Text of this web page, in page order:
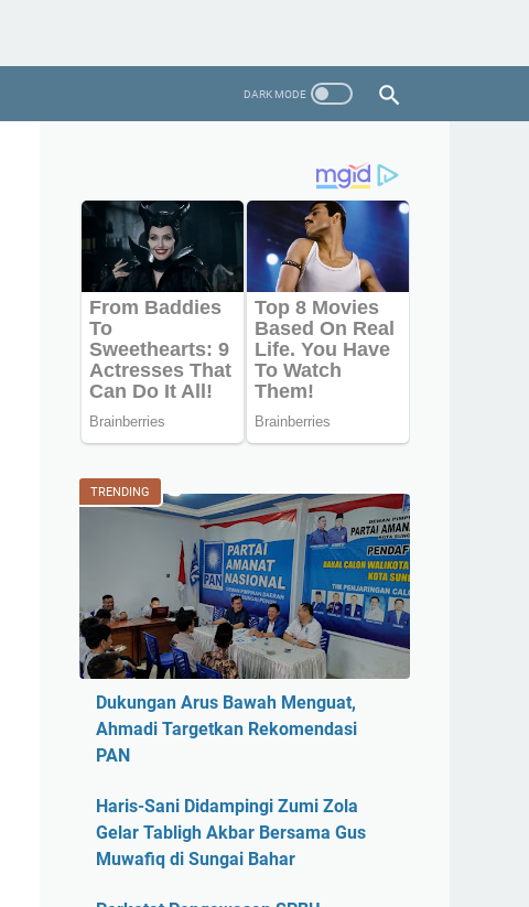
TRENDING
Dukungan Arus Bawah Menguat,
Ahmadi Targetkan Rekomendasi
PAN
Haris-Sani Didampingi Zumi Zola
Gelar Tabligh Akbar Bersama Gus
Muwafiq di Sungai Bahar